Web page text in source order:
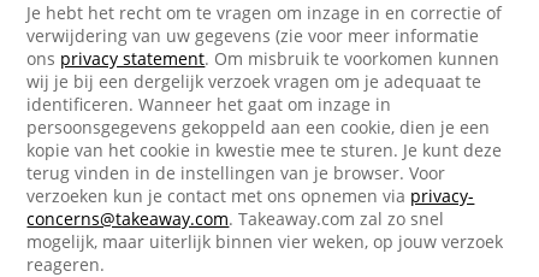
Je hebt het recht om te vragen om inzage in en correctie of
verwijdering van uw gegevens (zie voor meer informatie
ons privacy statement. Om misbruik te voorkomen kunnen
wij je bij een dergelijk verzoek vragen om je adequaat te
identificeren. Wanneer het gaat om inzage in
persoonsgegevens gekoppeld aan een cookie, dien je een
kopie van het cookie in kwestie mee te sturen. Je kunt deze
terug vinden in de instellingen van je browser. Voor
verzoeken kun je contact met ons opnemen via privacy-
concerns@takeaway.com. Takeaway.com zal zo snel
mogelijk, maar uiterlijk binnen vier weken, op jouw verzoek
reageren.